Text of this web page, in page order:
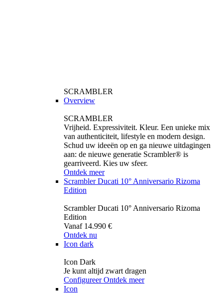
SCRAMBLER
Overview
SCRAMBLER
Vrijheid. Expressiviteit. Kleur. Een unieke mix
van authenticiteit, lifestyle en modern design.
Schud uw ideeën op en ga nieuwe uitdagingen
aan: de nieuwe generatie Scrambler® is
gearriveerd. Kies uw sfeer.
Ontdek meer
Scrambler Ducati 10° Anniversario Rizoma
Edition
Scrambler Ducati 10° Anniversario Rizoma
Edition
Vanaf 14.990 €
Ontdek nu
Icon dark
Icon Dark
Je kunt altijd zwart dragen
Configureer Ontdek meer
Icon